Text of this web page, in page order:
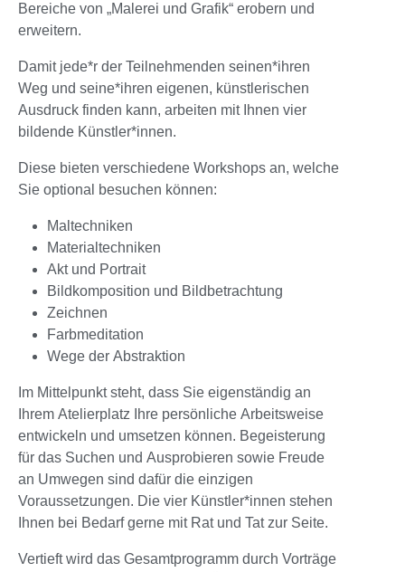
Bereiche von „Malerei und Grafik“ erobern und
erweitern.
Damit jede*r der Teilnehmenden seinen*ihren
Weg und seine*ihren eigenen, künstlerischen
Ausdruck finden kann, arbeiten mit Ihnen vier
bildende Künstler*innen.
Diese bieten verschiedene Workshops an, welche
Sie optional besuchen können:
Maltechniken
Materialtechniken
Akt und Portrait
Bildkomposition und Bildbetrachtung
Zeichnen
Farbmeditation
Wege der Abstraktion
Im Mittelpunkt steht, dass Sie eigenständig an
Ihrem Atelierplatz Ihre persönliche Arbeitsweise
entwickeln und umsetzen können. Begeisterung
für das Suchen und Ausprobieren sowie Freude
an Umwegen sind dafür die einzigen
Voraussetzungen. Die vier Künstler*innen stehen
Ihnen bei Bedarf gerne mit Rat und Tat zur Seite.
Vertieft wird das Gesamtprogramm durch Vorträge